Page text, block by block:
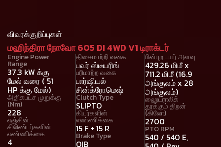
விவரக்குறிப்புகள்
மஹிந்திரா நோவோ 605 DI 4WD V1 டிராக்டர்
Engine Power
Range
37.3 kW க்கு
மேல் வரை ( 51
HP க்கு மேல்)
அதிகபட்ச முறுக்கு
(Nm)
228
எஞ்சின்
சிலிண்டர்களின்
எண்ணிக்கை
4
திசைமாற்றி வகை
பவர் ஸ்டீயரிங்
பரிமாற்ற வகை
பார்ஷியல்
சின்க்ரோமெஷ்
Clutch Type
SLIPTO
கியர்களின்
எண்ணிக்கை
15 F + 15 R
Brake Type
OIB
பின்புற டயர் அளவு
429.26 மிமீ x
711.2 மிமீ (16.9
அங்குலம் x 28
அங்குலம்)
ஹைட்ராலிக்
தூக்கும் திறன்
(கிலோ)
2700
PTO RPM
540 / 540 E,